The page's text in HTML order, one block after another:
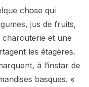
chose qui
jus de fruits,
charcuterie et une
les étagères.
à l’instar de
basques. «